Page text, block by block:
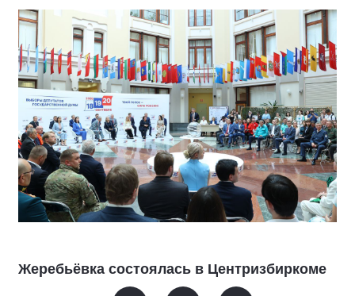
Жеребьёвка состоялась в Центризбиркоме